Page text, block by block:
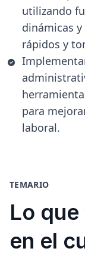
utilizando
dinámicas
rápidos y
para
laboral.
TEMARIO
Lo
en el